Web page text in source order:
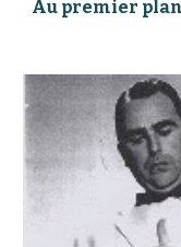
Au premier